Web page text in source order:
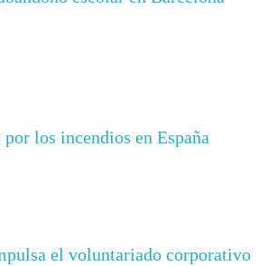
por los incendios en España
el voluntariado corporativo